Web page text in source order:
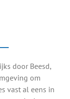
door Beesd,
om
vast al eens in